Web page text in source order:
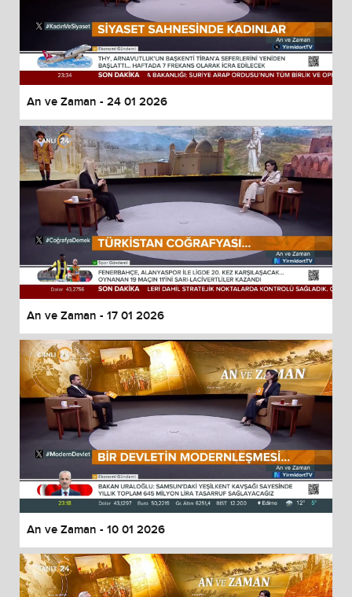
An ve Zaman - 24 01 2026
An ve Zaman - 17 01 2026
An ve Zaman - 10 01 2026